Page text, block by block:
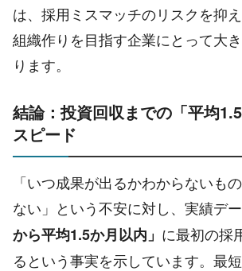
は、採用ミスマッチのリスクを抑
組織作りを目指す企業にとって大
ります。
結論：投資回収までの「平均
スピード
「いつ成果が出るかわからないも
ない」という不安に対し、実績デ
から平均1.5か月以内」 に最初の採
るという事実を示しています。最